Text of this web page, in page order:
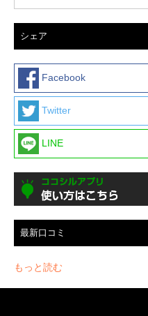
シェア
Facebook
Twitter
LINE
最新口コミ
もっと読む